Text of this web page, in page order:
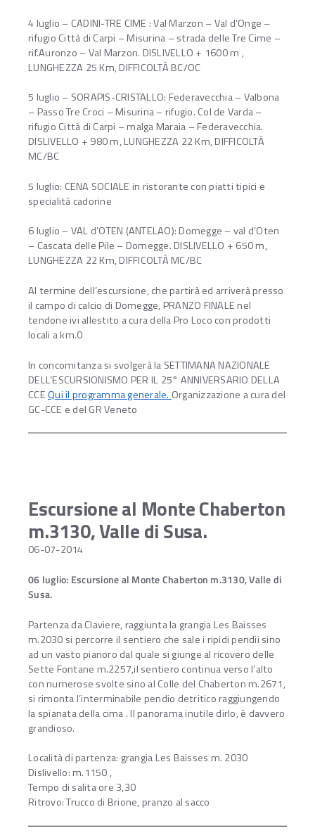
4 luglio – CADINI-TRE CIME : Val Marzon – Val d’Onge –
rifugio Città di Carpi – Misurina – strada delle Tre Cime –
rif.Auronzo – Val Marzon. DISLIVELLO + 1600 m ,
LUNGHEZZA 25 Km, DIFFICOLTÀ BC/OC
5 luglio – SORAPIS-CRISTALLO: Federavecchia – Valbona
– Passo Tre Croci – Misurina – rifugio. Col de Varda –
rifugio Città di Carpi – malga Maraia – Federavecchia.
DISLIVELLO + 980 m, LUNGHEZZA 22 Km, DIFFICOLTÀ
MC/BC
5 luglio: CENA SOCIALE in ristorante con piatti tipici e
specialità cadorine
6 luglio – VAL d’OTEN (ANTELAO): Domegge – val d’Oten
– Cascata delle Pile – Domegge. DISLIVELLO + 650 m,
LUNGHEZZA 22 Km, DIFFICOLTÀ MC/BC
Al termine dell’escursione, che partirà ed arriverà presso
il campo di calcio di Domegge, PRANZO FINALE nel
tendone ivi allestito a cura della Pro Loco con prodotti
locali a km.0
In concomitanza si svolgerà la SETTIMANA NAZIONALE
DELL’ESCURSIONISMO PER IL 25° ANNIVERSARIO DELLA
CCEQui il programma generale. Organizzazione a cura del
GC-CCE e del GR Veneto
Escursione al Monte Chaberton
m.3130, Valle di Susa.
06-07-2014
06 luglio: Escursione al Monte Chaberton m.3130, Valle di
Susa.
Partenza da Claviere, raggiunta la grangia Les Baisses
m.2030 si percorre il sentiero che sale i ripidi pendii sino
ad un vasto pianoro dal quale si giunge al ricovero delle
Sette Fontane m.2257,il sentiero continua verso l’alto
con numerose svolte sino al Colle del Chaberton m.2671,
si rimonta l’interminabile pendio detritico raggiungendo
la spianata della cima . Il panorama inutile dirlo, è davvero
grandioso.
Località di partenza: grangia Les Baisses m. 2030
Dislivello: m.1150 ,
Tempo di salita ore 3,30
Ritrovo: Trucco di Brione, pranzo al sacco